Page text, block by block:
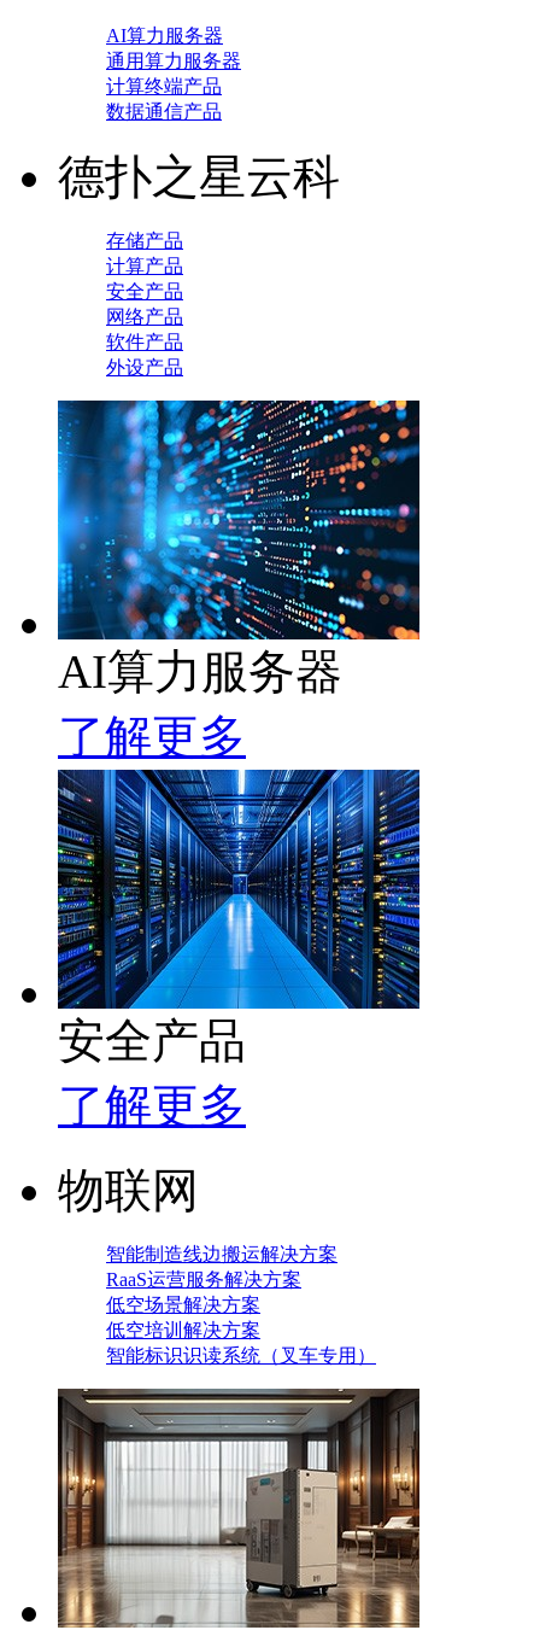
AI算力服务器
通用算力服务器
计算终端产品
数据通信产品
德扑之星云科
存储产品
计算产品
安全产品
网络产品
软件产品
外设产品
AI算力服务器
了解更多
安全产品
了解更多
物联网
智能制造线边搬运解决方案
RaaS运营服务解决方案
低空场景解决方案
低空培训解决方案
智能标识识读系统（叉车专用）